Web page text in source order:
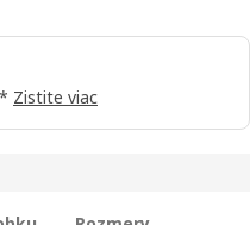
Zistite viac